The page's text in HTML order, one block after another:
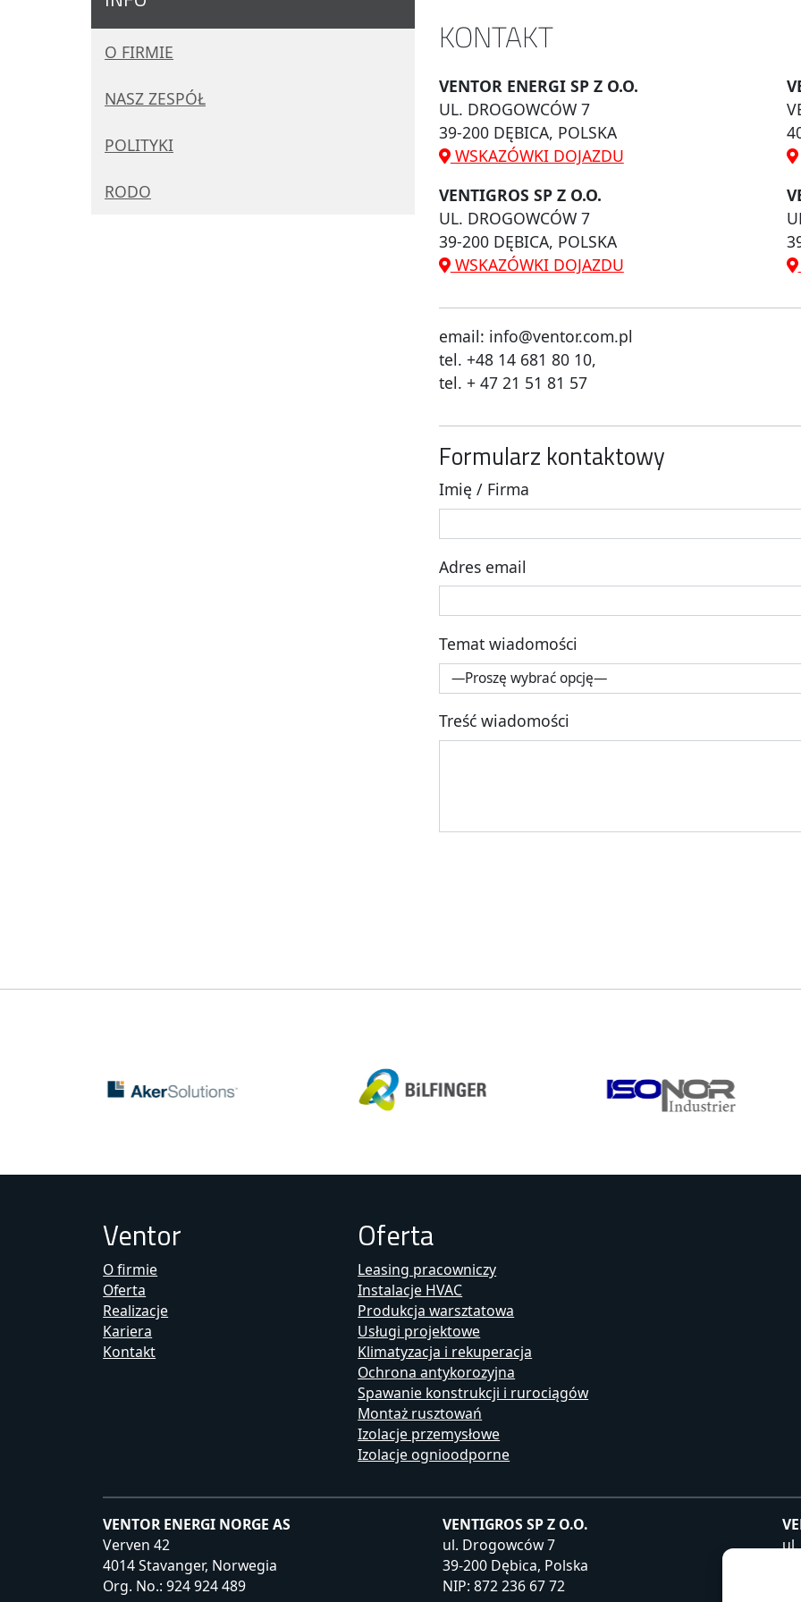
O FIRMIE
NASZ ZESPÓŁ
POLITYKI
RODO
KONTAKT
VENTOR ENERGI SP Z O.O.
UL. DROGOWCÓW 7
39-200 DĘBICA, POLSKA
WSKAZÓWKI DOJAZDU
VENTIGROS SP Z O.O.
UL. DROGOWCÓW 7
39-200 DĘBICA, POLSKA
WSKAZÓWKI DOJAZDU
email: info@ventor.com.pl
tel. +48 14 681 80 10,
tel. + 47 21 51 81 57
Formularz kontaktowy
Imię / Firma
Adres email
Temat wiadomości
Treść wiadomości
Ventor
O firmie
Oferta
Realizacje
Kariera
Kontakt
Oferta
Leasing pracowniczy
Instalacje HVAC
Produkcja warsztatowa
Usługi projektowe
Klimatyzacja i rekuperacja
Ochrona antykorozyjna
Spawanie konstrukcji i rurociągów
Montaż rusztowań
Izolacje przemysłowe
Izolacje ognioodporne
VENTOR ENERGI NORGE AS
Verven 42
4014 Stavanger, Norwegia
Org. No.: 924 924 489
VENTIGROS SP Z O.O.
ul. Drogowców 7
39-200 Dębica, Polska
NIP: 872 236 67 72